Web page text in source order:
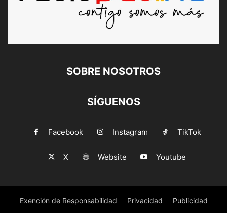
SOBRE NOSOTROS
SÍGUENOS
Facebook Instagram TikTok
X Website Youtube
Exención de Responsabilidad Privacidad Publicidad